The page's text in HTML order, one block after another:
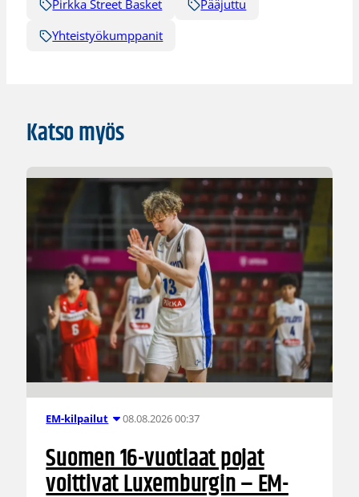
Pirkka Street Basket
Pääjuttu
Yhteistyökumppanit
Katso myös
EM-kilpailut 08.08.2026 00:37
Suomen 16-vuotiaat pojat
voittivat Luxemburgin – EM-